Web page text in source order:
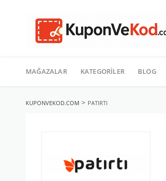
geç
MAĞAZALAR KATEGORILER BLOG
KUPONVEKOD.COM > PATIRTI